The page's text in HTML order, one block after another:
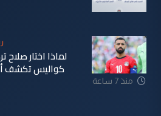
منذ 7 ساعة
لماذا اختار
كواليس تكشف